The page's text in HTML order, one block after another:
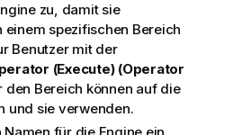
zu, damit sie
einem spezifischen Bereich
Benutzer mit der
(Execute) (Operator
den Bereich können auf die
und sie verwenden.